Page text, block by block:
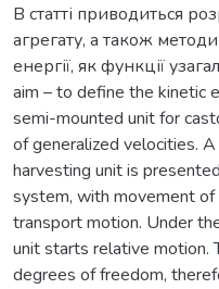
В статті приводиться
агрегату, а також
енергії, як функції
aim – to define the kinetic
semi-mounted unit for
of generalized velocities.
harvesting unit is
system, with movement
transport motion. Under
unit starts relative motion.
degrees of freedom,